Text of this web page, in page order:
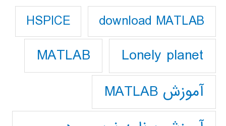
download MATLAB
HSPICE
Lonely planet
MATLAB
آموزش MATLAB